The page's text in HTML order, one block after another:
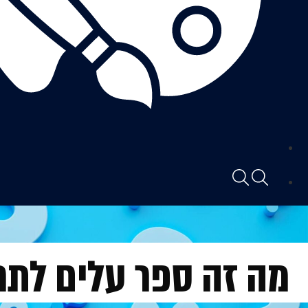
מה זה ספר עלים